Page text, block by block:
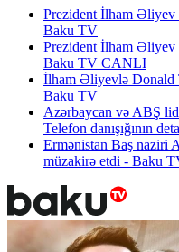
Prezident İlham Əliyev
Baku TV
Prezident İlham Əliyev
Baku TV CANLI
İlham Əliyevlə Donald
Baku TV
Azərbaycan və ABŞ
Telefon danışığının
Ermənistan Baş naziri
müzakirə etdi - Baku